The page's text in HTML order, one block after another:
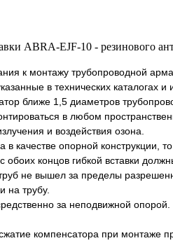
ABRA-EJF-10 - резинового
к монтажу трубопроводной
в технических каталогах
ближе 1,5 диаметров
в любом
и воздействия озона.
в качестве опорной конструкции,
концов гибкой вставки
не вышел за пределы
за неподвижной
компенсатора при монтаже